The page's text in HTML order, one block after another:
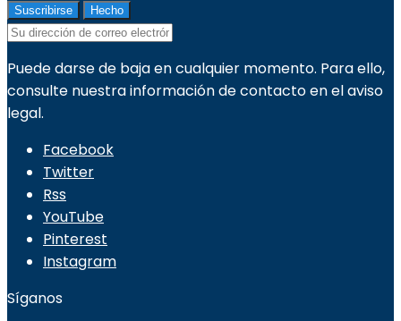
Puede darse de baja en cualquier momento. Para ello,
consulte nuestra información de contacto en el aviso
legal.
Facebook
Twitter
Rss
YouTube
Pinterest
Instagram
Síganos